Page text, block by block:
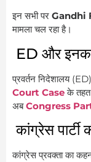
इन सभी पर Gandhi
मामला चल रहा है।
ED और
प्रवर्तन निदेशालय
Court Caseके तहत
अबCongress
कांग्रेस पार्टी
कांग्रेस प्रवक्ता का